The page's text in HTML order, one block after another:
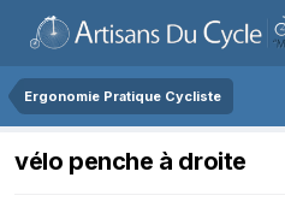
Ergonomie Pratique Cycliste
vélo penche à droite